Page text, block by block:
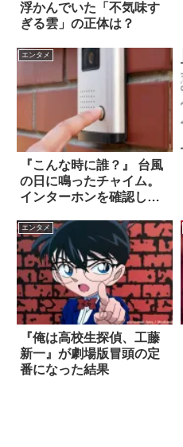
浮かんでいた「不気味す
ぎる雲」の正体は？
エンタメ
『こんな時に誰？』 台風
の日に鳴ったチャイム。
インターホンを確認した
エンタメ
『俺は高校生探偵、工藤
新一』が劇場版冒頭の定
番になった結果